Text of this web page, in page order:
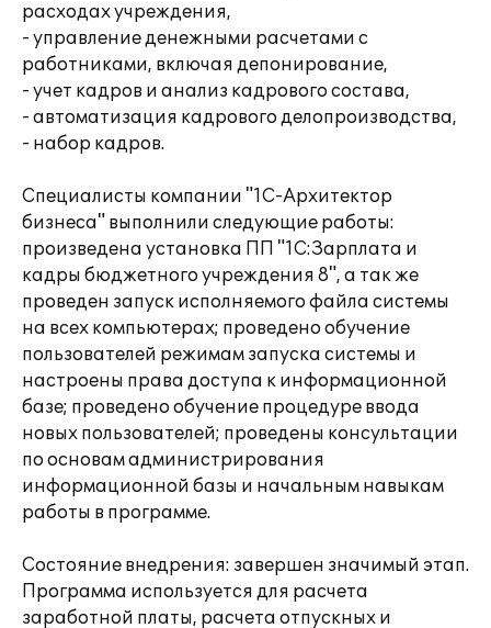
расходах учреждения,
- управление денежными расчетами с
работниками, включая депонирование,
- учет кадров и анализ кадрового состава,
- автоматизация кадрового делопроизводства,
- набор кадров.
Специалисты компании "1С-Архитектор
бизнеса" выполнили следующие работы:
произведена установка ПП "1С:Зарплата и
кадры бюджетного учреждения 8", а так же
проведен запуск исполняемого файла системы
на всех компьютерах; проведено обучение
пользователей режимам запуска системы и
настроены права доступа к информационной
базе; проведено обучение процедуре ввода
новых пользователей; проведены консультации
по основам администрирования
информационной базы и начальным навыкам
работы в программе.
Состояние внедрения: завершен значимый этап.
Программа используется для расчета
заработной платы, расчета отпускных и